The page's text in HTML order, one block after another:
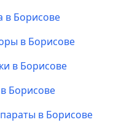
в Борисове
в Борисове
в Борисове
Борисове
в Борисове